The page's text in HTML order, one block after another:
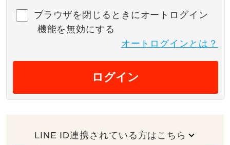
ブラウザを閉じるときにオートログイン
機能を無効にする
オートログインとは？
ログイン
LINE ID連携されている方はこちら